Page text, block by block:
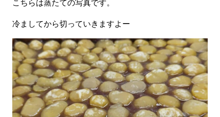
こちらは蒸たての写真です。
冷ましてから切っていきますよー